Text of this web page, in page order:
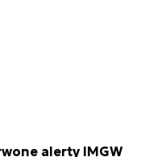
alerty IMGW